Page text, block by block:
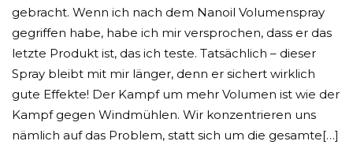
gebracht. Wenn ich nach dem Nanoil Volumenspray
gegriffen habe, habe ich mir versprochen, dass er das
letzte Produkt ist, das ich teste. Tatsächlich – dieser
Spray bleibt mit mir länger, denn er sichert wirklich
gute Effekte! Der Kampf um mehr Volumen ist wie der
Kampf gegen Windmühlen. Wir konzentrieren uns
nämlich auf das Problem, statt sich um die gesamte[…]